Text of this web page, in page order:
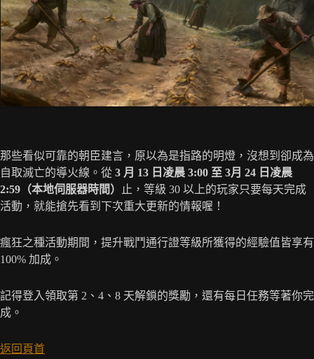
那些看似可靠的朝臣建言，原以為是指路的明燈，沒想到卻成為
自取滅亡的導火線。從 3 月 13 日凌晨 3:00 至 3月 24 日凌晨
2:59（本地伺服器時間）
止，等級 30 以上的玩家只要每天完成
活動，就能搶先看到下次重大更新的情報喔！
瘋狂之種活動期間，提升戰鬥通行證等級所獲得的經驗值皆享有
100% 加成。
記得登入領取第 2、4、8 天解鎖的獎勵，還有每日任務等著你完
成。
返回頁首